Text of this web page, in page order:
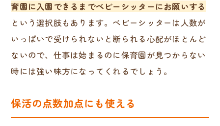
育園に入園できるまでベビーシッターにお願いする
という選択肢もあります。ベビーシッターは人数が
いっぱいで受けられないと断られる心配がほとんど
ないので、仕事は始まるのに保育園が見つからない
時には強い味方になってくれるでしょう。
保活の点数加点にも使える